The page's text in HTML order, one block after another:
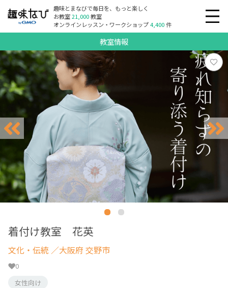
趣味とまなびで毎日を、もっと楽しく
お教室21,000教室
オンラインレッスン・ワークショップ4,400件
教室情報
着付け教室 花英
文化・伝統 ／大阪府 交野市
0
女性向け